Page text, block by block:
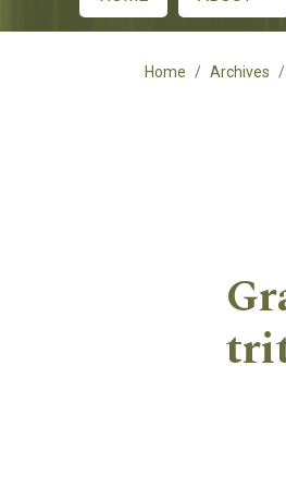
Main menu
Home Archives